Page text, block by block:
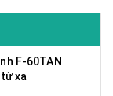
F-60TAN
xa